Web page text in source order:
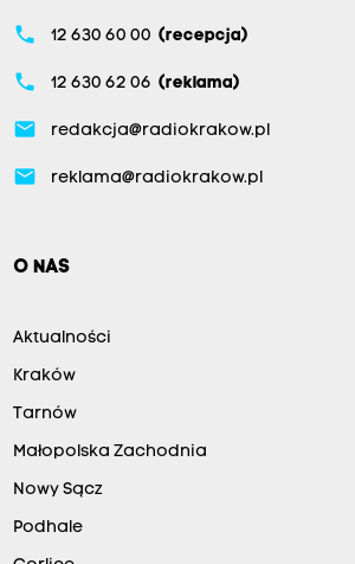
phone 12 630 60 00 (recepcja)
phone 12 630 62 06 (reklama)
email redakcja@radiokrakow.pl
email reklama@radiokrakow.pl
O NAS
Aktualności
Kraków
Tarnów
Małopolska Zachodnia
Nowy Sącz
Podhale